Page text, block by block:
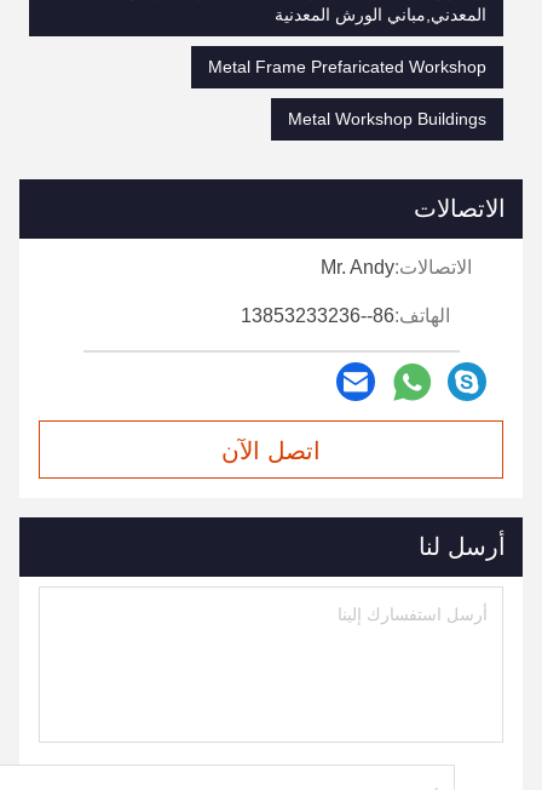
المعدني,مباني الورش المعدنية
Metal Frame Prefaricated Workshop
Metal Workshop Buildings
الاتصالات
الاتصالات:Mr. Andy
الهاتف:86--13853233236
اتصل الآن
أرسل لنا